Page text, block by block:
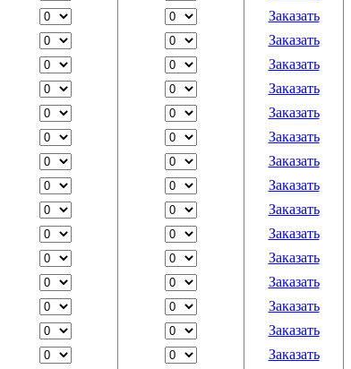
Заказать
Заказать
Заказать
Заказать
Заказать
Заказать
Заказать
Заказать
Заказать
Заказать
Заказать
Заказать
Заказать
Заказать
Заказать